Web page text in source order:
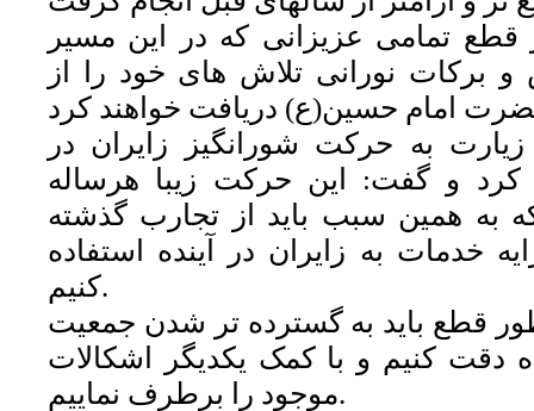
قطع تمامی عزیزانی که در این مسیر
برکات نورانی تلاش های خود را از
به حرکت شورانگیز زایران در
کرد و گفت: این حرکت زیبا هرساله
به همین سبب باید از تجارب گذشته
خدمات به زایران در آینده استفاده
کنیم.
قطع باید به گسترده تر شدن جمعیت
دقت کنیم و با کمک یکدیگر اشکالات
موجود را برطرف نماییم.